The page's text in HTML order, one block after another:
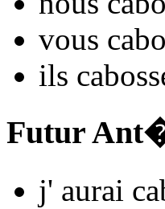
vous
ils caboss
Futur
j' aurai